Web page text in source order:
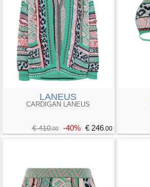
LANEUS
CARDIGAN LANEUS
€ 410.00 -40% € 246.00